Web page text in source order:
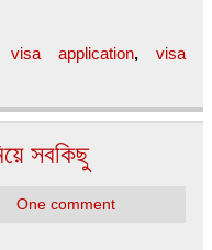
visa application,visa
সবকিছু
One comment